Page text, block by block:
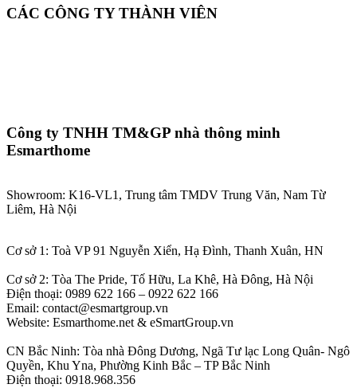
CÁC CÔNG TY THÀNH VIÊN
Công ty TNHH TM&GP nhà thông minh
Esmarthome
Showroom: K16-VL1, Trung tâm TMDV Trung Văn, Nam Từ
Liêm, Hà Nội
Cơ sở 1: Toà VP 91 Nguyễn Xiển, Hạ Đình, Thanh Xuân, HN
Cơ sở 2: Tòa The Pride, Tố Hữu, La Khê, Hà Đông, Hà Nội
Điện thoại: 0989 622 166 – 0922 622 166
Email: contact@esmartgroup.vn
Website: Esmarthome.net & eSmartGroup.vn
CN Bắc Ninh: Tòa nhà Đông Dương, Ngã Tư lạc Long Quân- Ngô
Quyền, Khu Yna, Phường Kinh Bắc – TP Bắc Ninh
Điện thoại: 0918.968.356